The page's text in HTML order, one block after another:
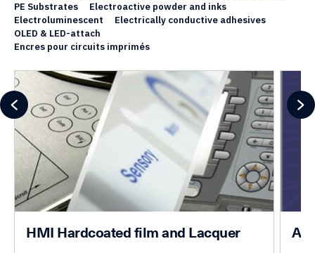
PE Substrates
Electroactive powder and inks
Electroluminescent
Electrically conductive adhesives
OLED & LED-attach
Encres pour circuits imprimés
HMI Hardcoated film and Lacquer